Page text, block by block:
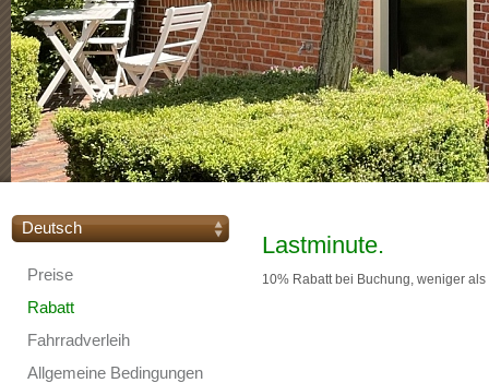
Deutsch
Preise
Rabatt
Fahrradverleih
Allgemeine Bedingungen
Lastminute.
10% Rabatt bei Buchung, weniger